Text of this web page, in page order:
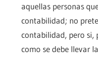
aquellas personas
contabilidad; no
contabilidad, pero si,
como se debe llevar